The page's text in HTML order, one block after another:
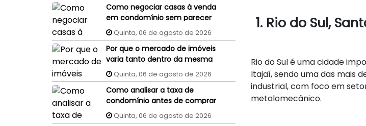
Como negociar casas à venda
em condomínio sem parecer
um comprador
despreparado?
Quinta, 06 de agosto de 2026
Por que o mercado de imóveis
varia tanto dentro da mesma
cidade?
Quinta, 06 de agosto de 2026
Como analisar a taxa de
condomínio antes de comprar
um imóvel?
Quinta, 06 de agosto de 2026
1. Rio do Sul,
Rio do Sul é uma cidade
Itajaí, sendo uma das mais
industrial, com foco em
metalomecânico.